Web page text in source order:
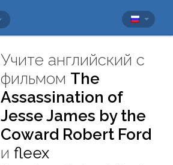
Учите английский с
фильмом The
Assassination of
Jesse James by the
Coward Robert Ford
иfleex